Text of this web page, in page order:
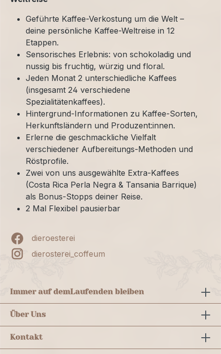
Geführte Kaffee-Verkostung um die Welt –
deine persönliche Kaffee-Weltreise in 12
Etappen.
Sensorisches Erlebnis: von schokoladig und
nussig bis fruchtig, würzig und floral.
Jeden Monat 2 unterschiedliche Kaffees
(insgesamt 24 verschiedene
Spezialitätenkaffees).
Hintergrund-Informationen zu Kaffee-Sorten,
Herkunftsländern und Produzent:innen.
Erlerne die geschmackliche Vielfalt
verschiedener Aufbereitungs-Methoden und
Röstprofile.
Zwei von uns ausgewählte Extra-Kaffees
(Costa Rica Perla Negra & Tansania Barrique)
als Bonus-Stopps deiner Reise.
2 Mal Flexibel pausierbar
dieroesterei
dierosterei_coffeum
Immer auf demLaufenden bleiben
Über Uns
Kontakt